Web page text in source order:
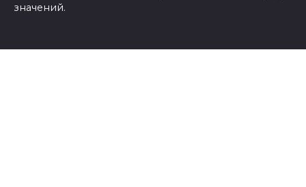
значений.